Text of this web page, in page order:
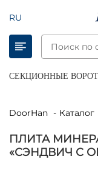
RU
СЕКЦИОННЫЕ
DoorHan Каталог
ПЛИТА
«СЭНДВИЧ С